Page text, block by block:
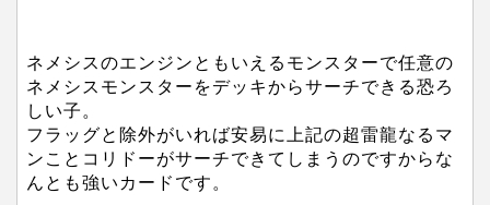
ネメシスのエンジンともいえるモンスターで任意の
ネメシスモンスターをデッキからサーチできる恐ろ
しい子。
フラッグと除外がいれば安易に上記の超雷龍なるマ
ンことコリドーがサーチできてしまうのですからな
んとも強いカードです。